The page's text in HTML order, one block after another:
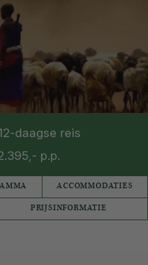
daagse reis
p.p.
ACCOMMODATIES
PRIJSINFORMATIE